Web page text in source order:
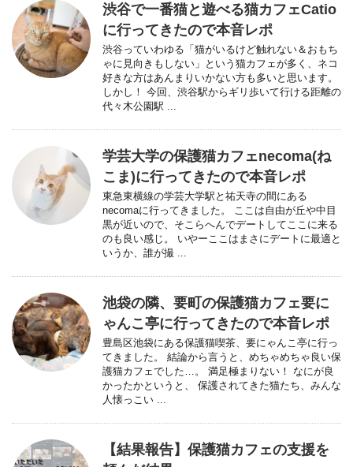
渋谷で一番猫と遊べる猫カフェCatio
に行ってきたので本音レポ
渋谷っていわゆる「猫がいるけど触れない＆おもち
ゃに見向きもしない」という猫カフェが多く、ネコ
好きな方はあんまりいかない方も多いと思います。
しかし！ 今回、渋谷駅からギリ歩いて行ける距離の
代々木公園駅 ...
学芸大学の保護猫カフェnecoma(ね
こま)に行ってきたので本音レポ
東急東横線の学芸大学駅と祐天寺の間にある
necomaに行ってきました。 ここは自由が丘や中目
黒が近いので、そこらへんでデートしてここに来る
のも良い感じ。 いやーここはまさにデートに最適と
いうか、誰が撮 ...
池袋の隣、要町の保護猫カフェ要に
ゃんこ亭に行ってきたので本音レポ
豊島区池袋にある保護猫喫茶、要にゃんこ亭に行っ
てきました。 結論から言うと、めちゃめちゃ良い保
護猫カフェでした…。 満足極まりない！ なにが良
かったかというと、 保護されてきた猫たち、みんな
人懐っこい ...
【結果報告】保護猫カフェの支援を